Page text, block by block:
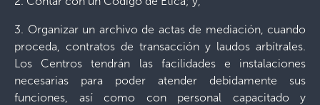
3. Organizar un archivo de actas de mediación, cuando
proceda, contratos de transacción y laudos arbítrales.
Los Centros tendrán las facilidades e instalaciones
necesarias para poder atender debidamente sus
funciones, así como con personal capacitado y